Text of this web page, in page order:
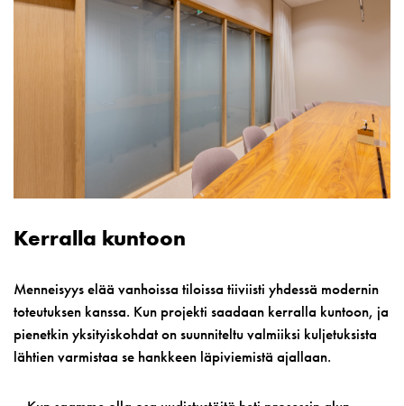
Kerralla kuntoon
Menneisyys elää vanhoissa tiloissa tiiviisti yhdessä modernin
toteutuksen kanssa. Kun projekti saadaan kerralla kuntoon, ja
pienetkin yksityiskohdat on suunniteltu valmiiksi kuljetuksista
lähtien varmistaa se hankkeen läpiviemistä ajallaan.